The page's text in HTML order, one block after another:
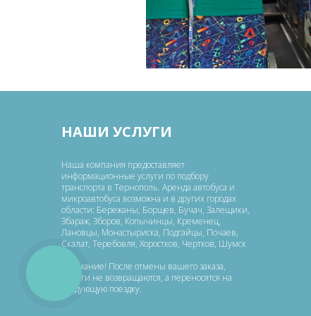
НАШИ УСЛУГИ
Наша компания предоставляет
информационные услуги по подбору
транспорта в Тернополь. Аренда автобуса и
микроавтобуса возможна и в других городах
области: Бережаны, Борщев, Бучач, Залещики,
Збараж, Зборов, Копычинцы, Кременец,
Лановцы, Монастыриска, Подгайцы, Почаев,
Скалат, Теребовля, Хоростков, Чертков, Шумск
Внимание! После отмены вашего заказа,
деньги не возвращаются, а переносятся на
следующую поездку.